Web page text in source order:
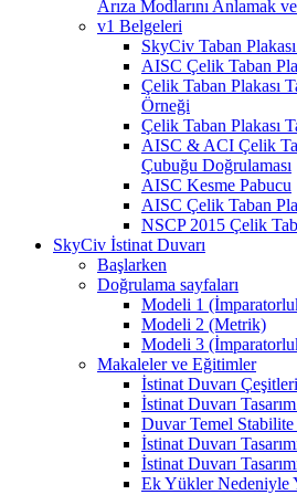
Arıza Modlarını Anlamak
v1 Belgeleri
SkyCiv Taban
AISC Çelik Taban
Çelik Taban Plakası
Örneği
Çelik Taban Plakası
AISC & ACI Çelik
Çubuğu Doğrulaması
AISC Kesme Pabucu
AISC Çelik Taban
NSCP 2015 Çelik
SkyCiv İstinat Duvarı
Başlarken
Doğrulama sayfaları
Modeli 1
Modeli 2 (Metrik)
Modeli 3
Makaleler ve Eğitimler
İstinat Duvarı Çeşitleri
İstinat Duvarı
Duvar Temel
İstinat Duvarı
İstinat Duvarı
Ek Yükler Nedeniyle